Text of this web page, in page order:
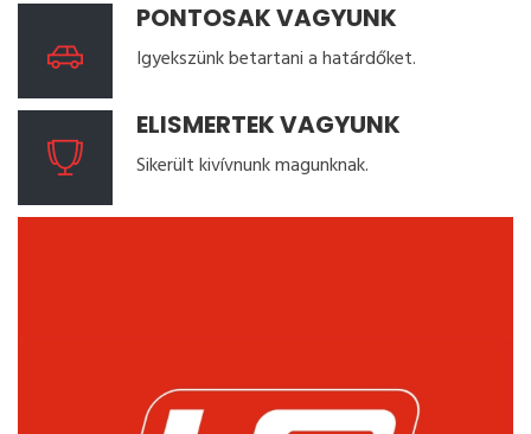
PONTOSAK VAGYUNK
Igyekszünk betartani a határdőket.
ELISMERTEK VAGYUNK
Sikerült kivívnunk magunknak.